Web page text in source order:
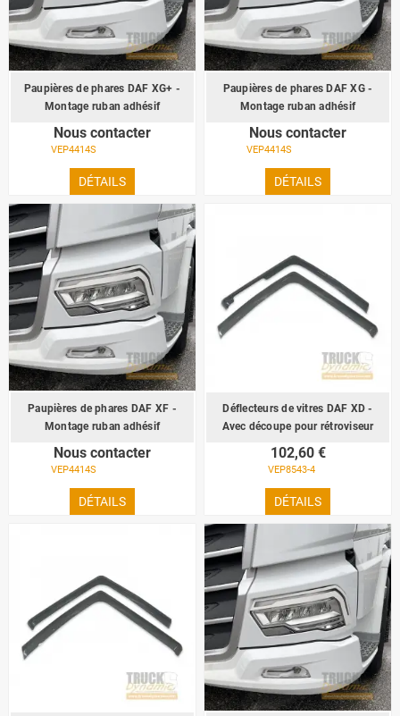
Paupières de phares DAF XG+ -
Montage ruban adhésif
Nous contacter
VEP4414S
DÉTAILS
Paupières de phares DAF XG -
Montage ruban adhésif
Nous contacter
VEP4414S
DÉTAILS
Paupières de phares DAF XF -
Montage ruban adhésif
Nous contacter
VEP4414S
DÉTAILS
Déflecteurs de vitres DAF XD -
Avec découpe pour rétroviseur
102,60 €
VEP8543-4
DÉTAILS